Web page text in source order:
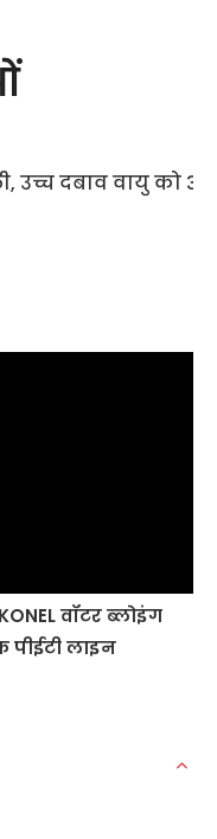
उच्च दबाव वायु को
वॉटर ब्लोइंग
पीईटी लाइन